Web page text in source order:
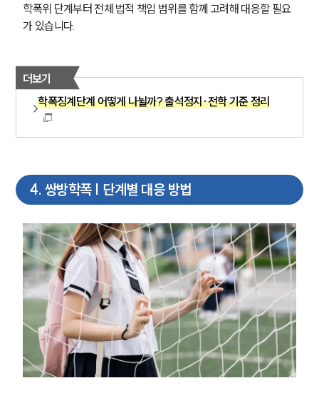
팀소개
오시는 길
고객의 소리
AI대륜
업무사례
주요 업무사례
사례분석/최신동향
법률정보
법률지식인
고객후기
업무분야
학교폭력대응팀 업무
전체
학폭위 단계부터 전체 법적 책임 범위를 함께 고려해 대응할 필요
가 있습니다.
더보기
학폭징계단계 어떻게 나뉠까? 출석정지·전학 기준 정리
4. 쌍방학폭 | 단계별 대응 방법